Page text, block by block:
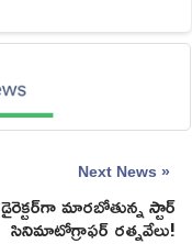
Next News »
డైరెక్టర్‌గా మారబోతున్న స్టార్
సినిమాటోగ్రాఫర్ రత్నవేలు!